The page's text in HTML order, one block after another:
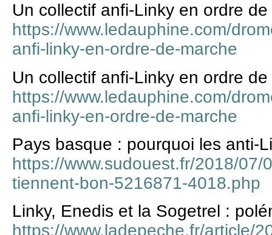
Un collectif anfi-Linky en ordre
https://www.ledauphine.com/
anfi-linky-en-ordre-de-marche
Un collectif anfi-Linky en ordre
https://www.ledauphine.com/
anfi-linky-en-ordre-de-marche
Pays basque : pourquoi les anti-
https://www.sudouest.fr/2018/07/
tiennent-bon-5216871-4018.php
Linky, Enedis et la Sogetrel :
https://www.ladepeche.fr/article/